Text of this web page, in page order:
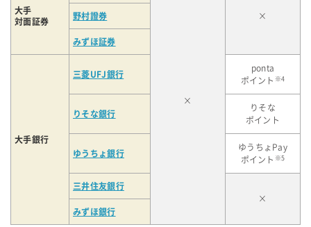
大手
対面証券
×
×
野村證券
みずほ証券
大手銀行
三菱UFJ銀行
ponta
ポイント ※4
りそな銀行
りそな
ポイント
ゆうちょ銀行
ゆうちょPay
ポイント ※5
三井住友銀行
×
みずほ銀行